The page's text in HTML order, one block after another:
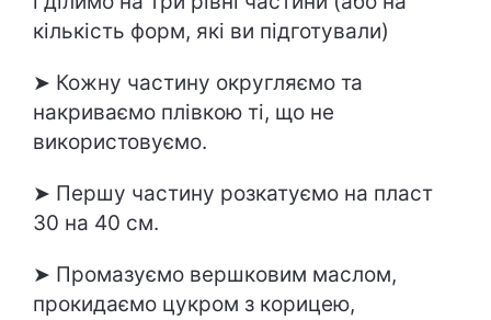
кількість форм, які ви підготували)
➤ Кожну частину округляємо та
накриваємо плівкою ті, що не
використовуємо.
➤ Першу частину розкатуємо на пласт
30 на 40 см.
➤ Промазуємо вершковим маслом,
прокидаємо цукром з корицею,